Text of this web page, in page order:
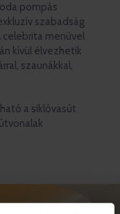
pompás
szabadság
celebrita menüvel
kívül élvezhetik
szaunákkal,
a siklóvasút